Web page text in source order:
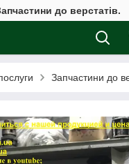
до верстатів.
Запчастини до